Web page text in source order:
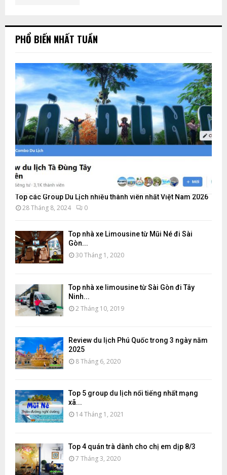
PHỔ BIẾN NHẤT TUẦN
Top các Group Du Lịch nhiều thành viên nhất Việt Nam 2026
28 Tháng 8, 2024 0
Top nhà xe Limousine từ Mũi Né đi Sài
Gòn...
30 Tháng 1, 2020
Top nhà xe limousine từ Sài Gòn đi Tây
Ninh...
2 Tháng 10, 2019
Review du lịch Phú Quốc trong 3 ngày năm
2025
8 Tháng 6, 2020
Top 5 group du lịch nổi tiếng nhất mạng
xã...
14 Tháng 1, 2021
Top 4 quán trà dành cho chị em dịp 8/3
7 Tháng 3, 2020